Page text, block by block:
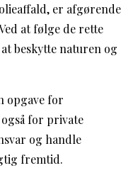
er afgørende
at følge de rette
beskytte naturen og
opgave for
for private
og handle
fremtid.